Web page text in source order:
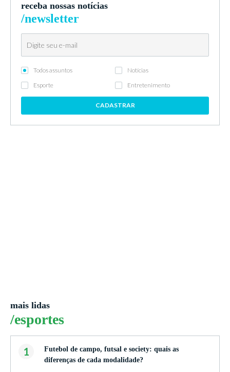
receba nossas notícias
/newsletter
Todos assuntos
Notícias
Esporte
Entretenimento
CADASTRAR
mais lidas
/esportes
1
Futebol de campo, futsal e society: quais as
diferenças de cada modalidade?